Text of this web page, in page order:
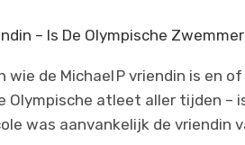
– Is De Olympische
de Michael P vriendin is en
Olympische atleet aller tijden –
was aanvankelijk de vriendin